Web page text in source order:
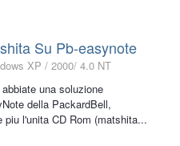
Su Pb-easynote
XP / 2000/ 4.0 NT
una soluzione
della PackardBell,
l'unita CD Rom (matshita...